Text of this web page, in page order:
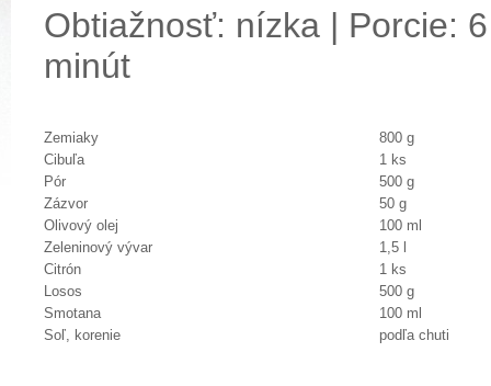
Obtiažnosť: nízka | Porcie:
minút
Zemiaky
800 g
Cibuľa
1 ks
Pór
500 g
Zázvor
50 g
Olivový olej
100 ml
Zeleninový vývar
1,5 l
Citrón
1 ks
Losos
500 g
Smotana
100 ml
Soľ, korenie
podľa chuti